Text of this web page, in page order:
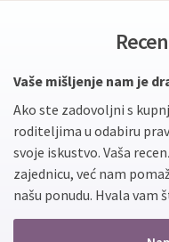
Vaše mišljenje nam je
Ako ste zadovoljni s
roditeljima u odabiru
svoje iskustvo. Vaša
zajednicu, već nam
našu ponudu. Hvala vam